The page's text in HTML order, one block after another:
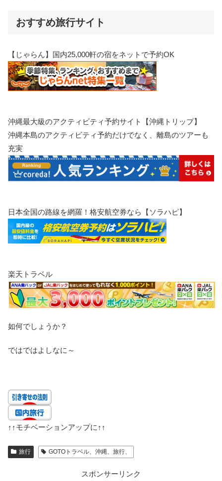
おすすめ旅行サイト
【じゃらん】国内25,000軒の宿をネットで予約OK
沖縄最大級のアクティビティ予約サイト【沖縄トリップ】
沖縄本島のアクティビティ予約だけでなく、離島のツアーも
充実
日本全国の路線を網羅！格安航空券なら【ソラハピ】
楽天トラベル
如何でしょうか？
ではではよしなに～
↑↑モチベーションアップに ↑↑
旅行 GOTOトラベル、沖縄、旅行、
スポンサーリンク